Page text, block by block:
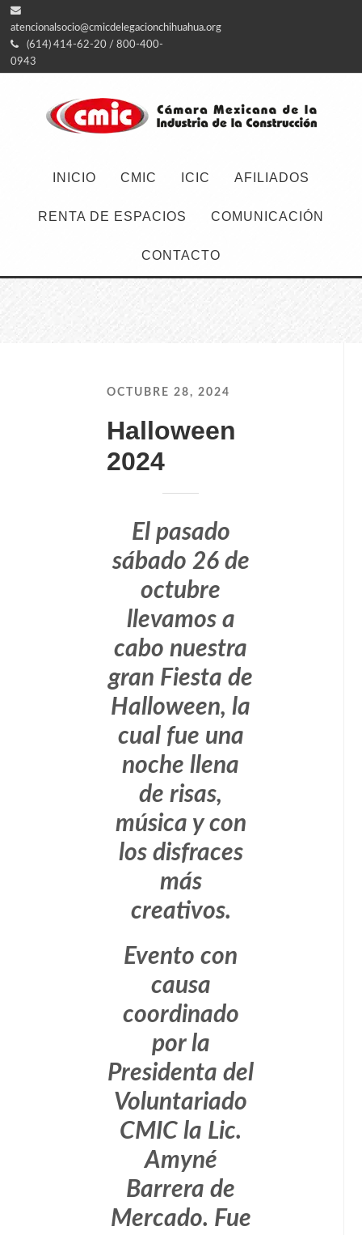
atencionalsocio@cmicdelegacionchihuahua.org
(614) 414-62-20 / 800-400-
0943
INICIO CMIC ICIC AFILIADOS
RENTA DE ESPACIOS COMUNICACIÓN
CONTACTO
OCTUBRE 28, 2024
Halloween
2024
El pasado
sábado 26 de
octubre
llevamos a
cabo nuestra
gran Fiesta de
Halloween, la
cual fue una
noche llena
de risas,
música y con
los disfraces
más
creativos.
Evento con
causa
coordinado
por la
Presidenta del
Voluntariado
CMIC la Lic.
Amyné
Barrera de
Mercado. Fue